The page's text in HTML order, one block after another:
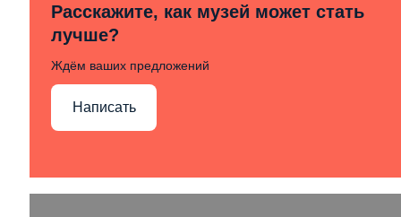
Расскажите, как музей может стать
лучше?
Ждём ваших предложений
Написать